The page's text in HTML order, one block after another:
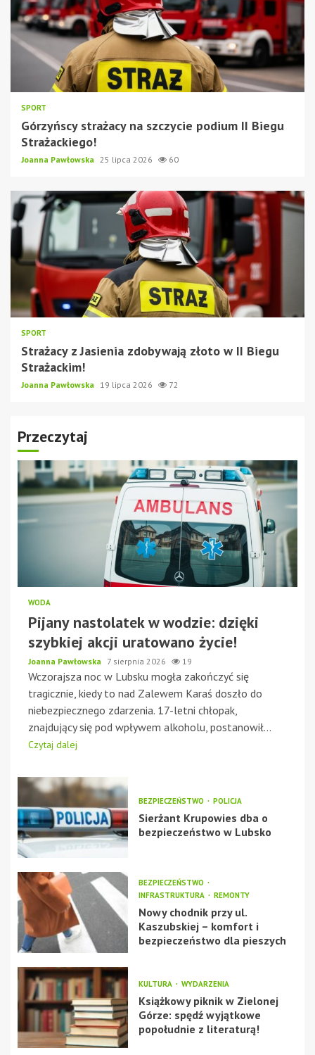
SPORT
Górzyńscy strażacy na szczycie podium II Biegu
Strażackiego!
Joanna Pawłowska 25 lipca 2026 60
SPORT
Strażacy z Jasienia zdobywają złoto w II Biegu
Strażackim!
Joanna Pawłowska 19 lipca 2026 72
Przeczytaj
WODA
Pijany nastolatek w wodzie: dzięki
szybkiej akcji uratowano życie!
Joanna Pawłowska 7 sierpnia 2026 19
Wczorajsza noc w Lubsku mogła zakończyć się
tragicznie, kiedy to nad Zalewem Karaś doszło do
niebezpiecznego zdarzenia. 17-letni chłopak,
znajdujący się pod wpływem alkoholu, postanowił...
Czytaj dalej
BEZPIECZEŃSTWO POLICJA
Sierżant Krupowies dba o
bezpieczeństwo w Lubsko
BEZPIECZEŃSTWO
INFRASTRUKTURA
REMONTY
Nowy chodnik przy ul.
Kaszubskiej – komfort i
bezpieczeństwo dla pieszych
KULTURA WYDARZENIA
Książkowy piknik w Zielonej
Górze: spędź wyjątkowe
popołudnie z literaturą!